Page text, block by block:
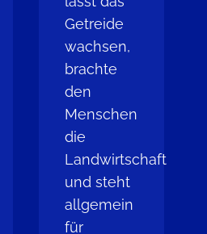
Getreide
wachsen,
brachte
den
Menschen
die
Landwirtschaft
und steht
allgemein
für